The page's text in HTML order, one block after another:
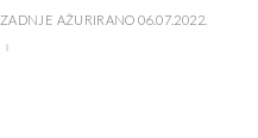
ZADNJE AŽURIRANO 06.07.2022.